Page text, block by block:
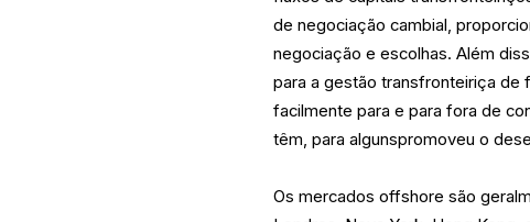
de negociação cambial,
negociação e escolhas. Além
para a gestão transfronteiriça de
facilmente para e para fora de
têm, para algunspromoveu o
Os mercados offshore são